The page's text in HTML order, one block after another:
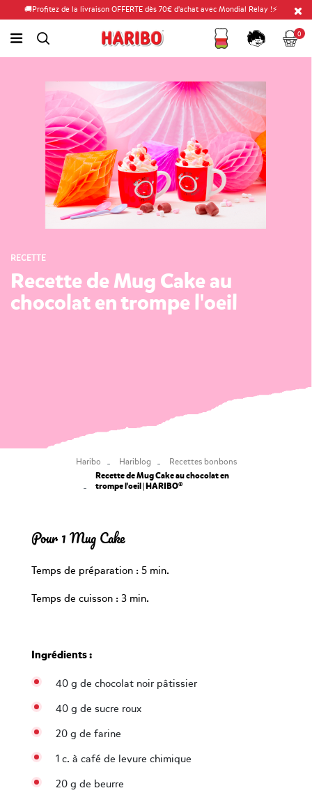
🚚Profitez de la livraison OFFERTE dès 70€ d'achat avec Mondial Relay !⚡
link.header.menu.label
simplesearch.search.label Fidélité
Compte
Panier
0
RECETTE
Recette de Mug Cake au
chocolat en trompe l'oeil
Haribo Hariblog Recettes bonbons
Recette de Mug Cake au chocolat en
trompe l'oeil | HARIBO®
Pour 1 Mug Cake
Temps de préparation : 5 min.
Temps de cuisson : 3 min.
Ingrédients :
40 g de chocolat noir pâtissier
40 g de sucre roux
20 g de farine
1 c. à café de levure chimique
20 g de beurre